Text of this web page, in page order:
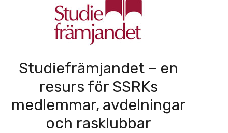
Studiefrämjandet – en
resurs för SSRKs
medlemmar, avdelningar
och rasklubbar